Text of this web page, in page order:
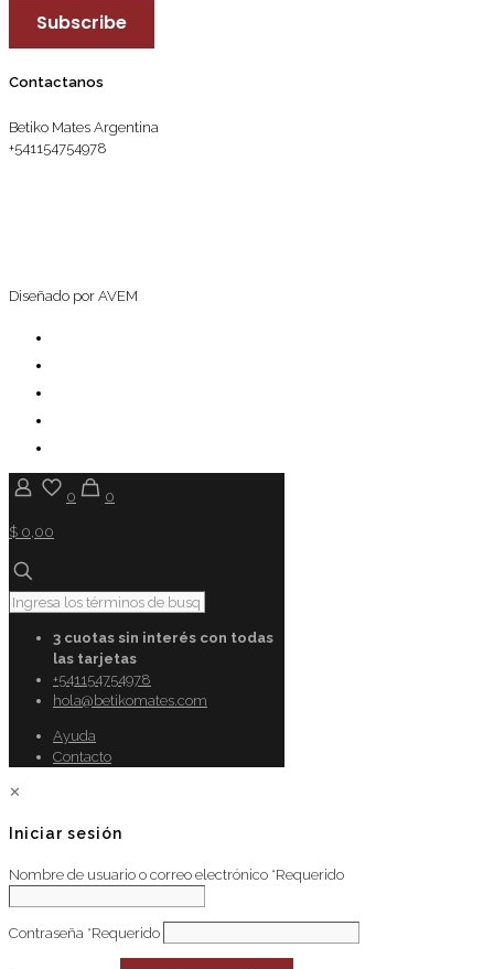
Contactanos
Betiko Mates Argentina
+541154754978
Diseñado por AVEM
0 0
$ 0,00
3 cuotas sin interés con todas
las tarjetas
+541154754978
hola@betikomates.com
Ayuda
Contacto
✕
Iniciar sesión
Nombre de usuario o correo electrónico *Requerido
Contraseña *Requerido